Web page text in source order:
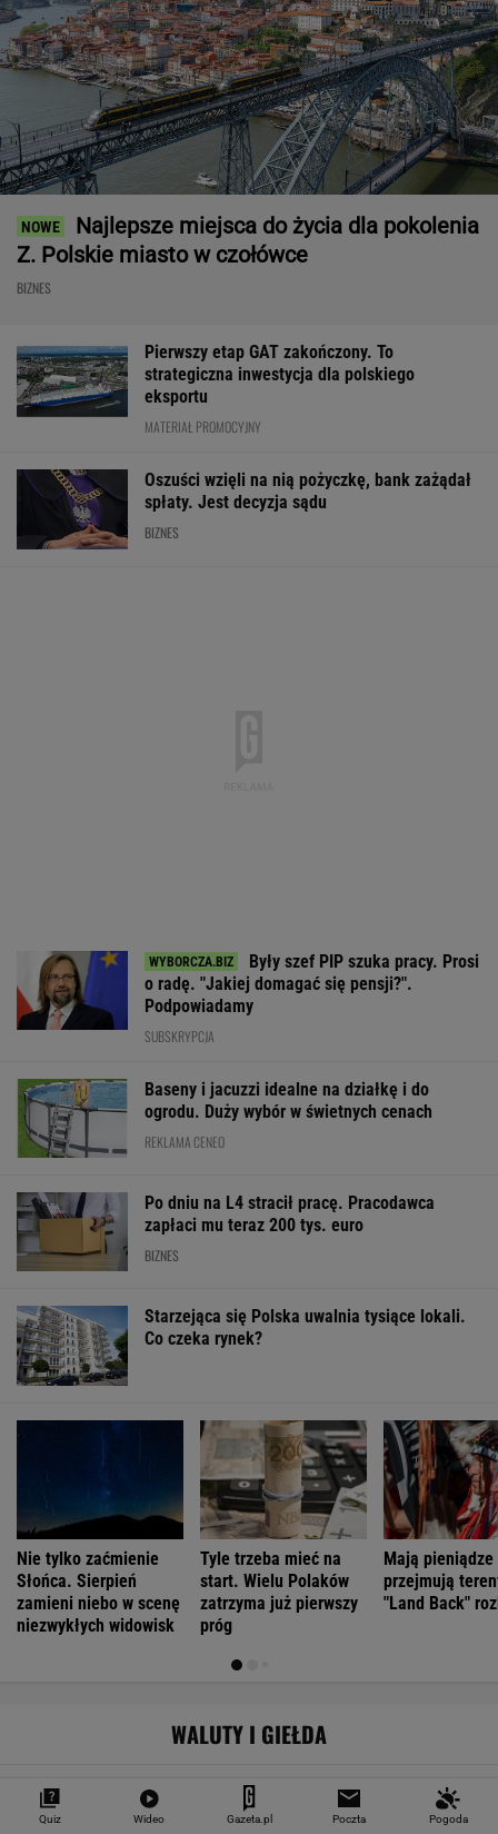
Najlepsze miejsca do życia dla pokolenia
Z. Polskie miasto w czołówce
BIZNES
Pierwszy etap GAT zakończony. To
strategiczna inwestycja dla polskiego
eksportu
MATERIAŁ PROMOCYJNY
Oszuści wzięli na nią pożyczkę, bank zażądał
spłaty. Jest decyzja sądu
BIZNES
Były szef PIP szuka pracy. Prosi
o radę. "Jakiej domagać się pensji?".
Podpowiadamy
SUBSKRYPCJA
Baseny i jacuzzi idealne na działkę i do
ogrodu. Duży wybór w świetnych cenach
REKLAMA CENEO
Po dniu na L4 stracił pracę. Pracodawca
zapłaci mu teraz 200 tys. euro
BIZNES
Starzejąca się Polska uwalnia tysiące lokali.
Co czeka rynek?
Nie tylko zaćmienie
Słońca. Sierpień
zamieni niebo w scenę
niezwykłych widowisk
Tyle trzeba mieć na
start. Wielu Polaków
zatrzyma już pierwszy
próg
Mają pieniądze
przejmują
"Land Back"
WALUTY I GIEŁDA
EUR
4,2983
USD
3,7187
4,6027
5,0166
151 782,92
Quiz Wideo Gazeta.pl Poczta Pogoda